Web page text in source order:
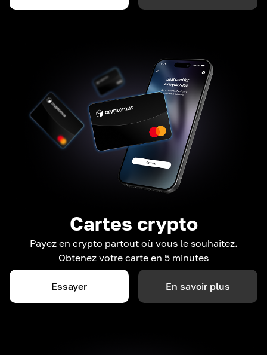
Cartes crypto
Payez en crypto partout où vous le souhaitez.
Obtenez votre carte en 5 minutes
Essayer En savoir plus